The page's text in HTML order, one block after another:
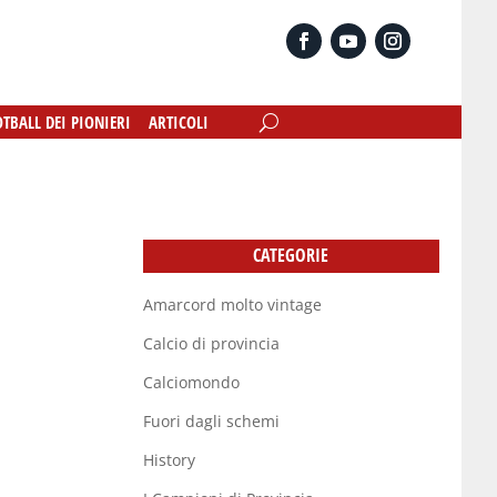
DEI PIONIERI ARTICOLI
DEI PIONIERI ARTICOLI
CATEGORIE
Amarcord molto vintage
Calcio di provincia
Calciomondo
Fuori dagli schemi
History